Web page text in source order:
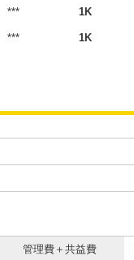
*** 1K
*** 1K
管理費＋共益費